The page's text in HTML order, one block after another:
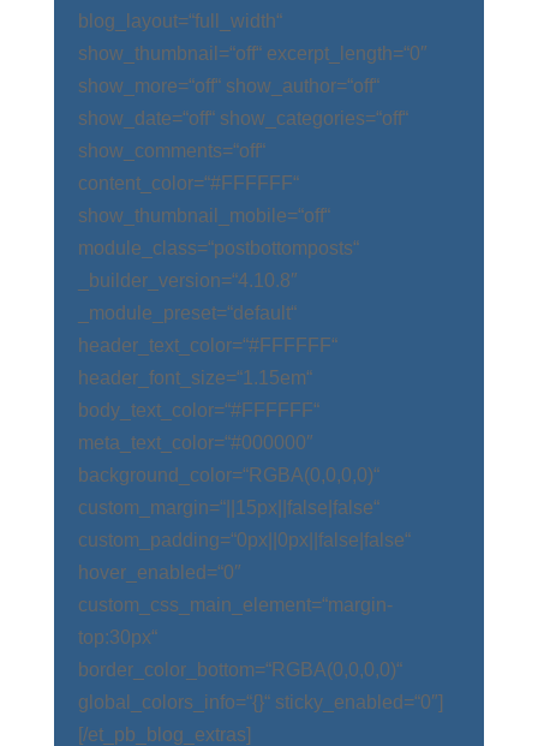
blog_layout=“full_width“
show_thumbnail=“off“ excerpt_length=“0″
show_more=“off“ show_author=“off“
show_date=“off“ show_categories=“off“
show_comments=“off“
content_color=“#FFFFFF“
show_thumbnail_mobile=“off“
module_class=“postbottomposts“
_builder_version=“4.10.8″
_module_preset=“default“
header_text_color=“#FFFFFF“
header_font_size=“1.15em“
body_text_color=“#FFFFFF“
meta_text_color=“#000000″
background_color=“RGBA(0,0,0,0)“
custom_margin=“||15px||false|false“
custom_padding=“0px||0px||false|false“
hover_enabled=“0″
custom_css_main_element=“margin-
top:30px“
border_color_bottom=“RGBA(0,0,0,0)“
global_colors_info=“{}“ sticky_enabled=“0″]
[/et_pb_blog_extras]